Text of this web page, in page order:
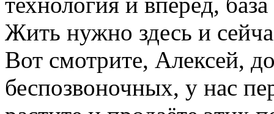
Жить нужно здесь и
Вот смотрите, Алексей,
беспозвоночных, у нас